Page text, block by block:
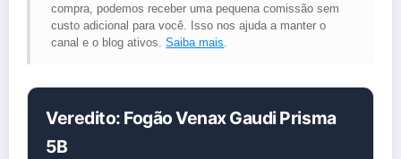
compra, podemos receber uma pequena comissão sem
custo adicional para você. Isso nos ajuda a manter o
canal e o blog ativos.Saiba mais.
Veredito: Fogão Venax Gaudi Prisma
5B